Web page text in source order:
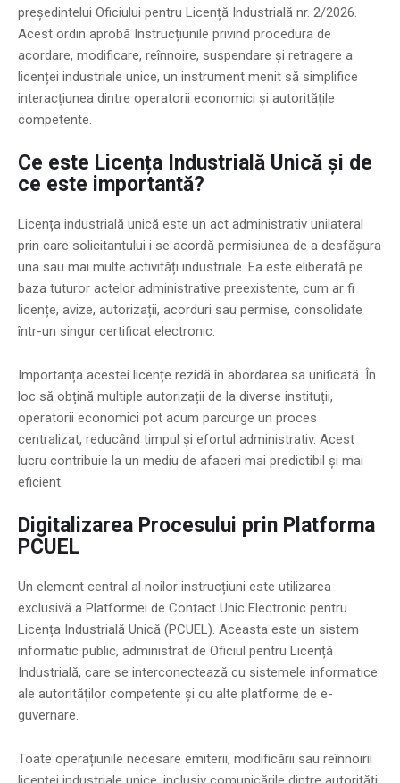
președintelui Oficiului pentru Licență Industrială nr. 2/2026.
Acest ordin aprobă Instrucțiunile privind procedura de
acordare, modificare, reînnoire, suspendare și retragere a
licenței industriale unice, un instrument menit să simplifice
interacțiunea dintre operatorii economici și autoritățile
competente.
Ce este Licența Industrială Unică și de
ce este importantă?
Licența industrială unică este un act administrativ unilateral
prin care solicitantului i se acordă permisiunea de a desfășura
una sau mai multe activități industriale. Ea este eliberată pe
baza tuturor actelor administrative preexistente, cum ar fi
licențe, avize, autorizații, acorduri sau permise, consolidate
într-un singur certificat electronic.
Importanța acestei licențe rezidă în abordarea sa unificată. În
loc să obțină multiple autorizații de la diverse instituții,
operatorii economici pot acum parcurge un proces
centralizat, reducând timpul și efortul administrativ. Acest
lucru contribuie la un mediu de afaceri mai predictibil și mai
eficient.
Digitalizarea Procesului prin Platforma
PCUEL
Un element central al noilor instrucțiuni este utilizarea
exclusivă a Platformei de Contact Unic Electronic pentru
Licența Industrială Unică (PCUEL). Aceasta este un sistem
informatic public, administrat de Oficiul pentru Licență
Industrială, care se interconectează cu sistemele informatice
ale autorităților competente și cu alte platforme de e-
guvernare.
Toate operațiunile necesare emiterii, modificării sau reînnoirii